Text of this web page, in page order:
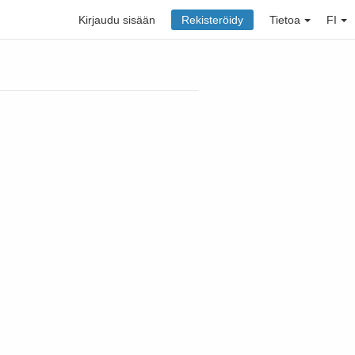
Kirjaudu sisään Rekisteröidy Tietoa FI